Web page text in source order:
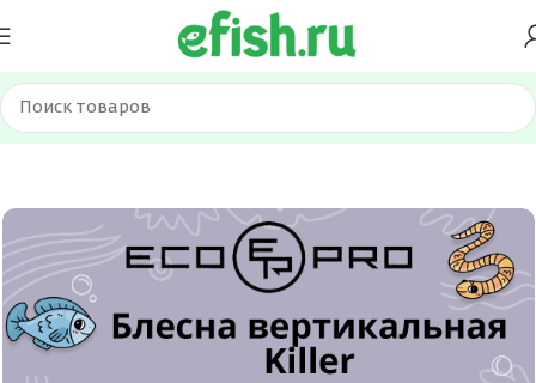
Главная Приманки Блесна